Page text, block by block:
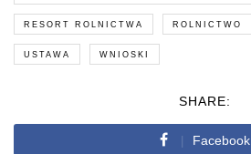
RESORT ROLNICTWA ROLNICTWO
USTAWA WNIOSKI
SHARE:
Facebook